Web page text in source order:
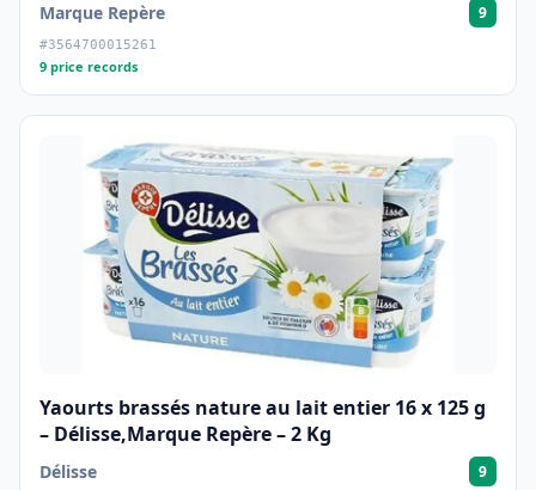
Marque Repère 9
#3564700015261
9 price records
Yaourts brassés nature au lait entier 16 x 125 g
– Délisse,Marque Repère – 2 Kg
Délisse 9